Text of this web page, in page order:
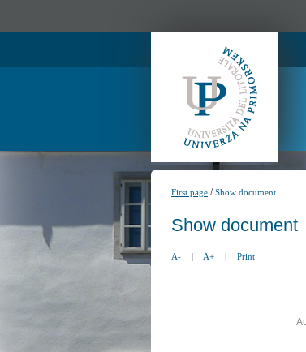
First page /Show document
Show document
A- | A+ | Print